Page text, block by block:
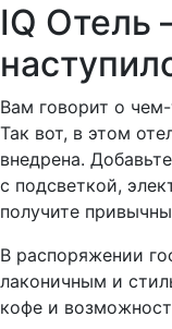
IQ Отель
Вам говорит о
Так вот, в этом
внедрена.
с подсветкой,
получите
В распоряжении
лаконичным и
кофе и